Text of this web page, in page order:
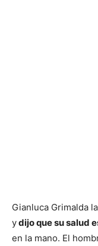
Gianluca Grimalda
ydijo que su salud
en la mano. El